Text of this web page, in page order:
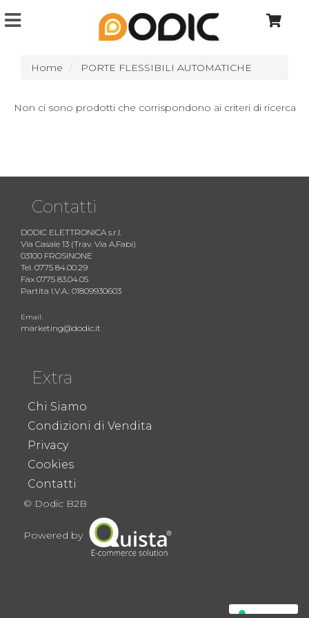
Home PORTE FLESSIBILI AUTOMATICHE
Non ci sono prodotti che corrispondono ai criteri di ricerca
Contatti
DODIC ELETTRONICA s.r.l.
Via Casale 13 (Trav. Via A.Fabi)
03100 FROSINONE
Tel. 0775 84.00.29
Fax 0775 83.04.05
Partita I.V.A.: 01809930603
Email:
marketing@dodic.it
Extra
Chi Siamo
Condizioni di Vendita
Privacy
Cookies
Contatti
© Dodic B2B
Powered by